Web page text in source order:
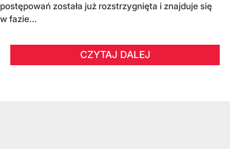
postępowań została już rozstrzygnięta i znajduje się
w fazie...
CZYTAJ DALEJ